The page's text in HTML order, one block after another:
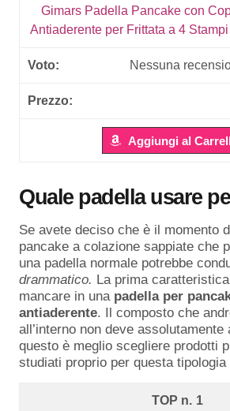
Gimars Padella Pancake con
Antiaderente per Frittata a 4
Nessuna
Aggiungi al
Quale padella usare
Se avete deciso che è il momento
pancake a colazione sappiate che
una padella normale potrebbe
drammatico. La prima
mancare in una padella per
antiaderente. Il composto che
all’interno non deve
questo è meglio scegliere prodotti
studiati proprio per questa tipologia
1